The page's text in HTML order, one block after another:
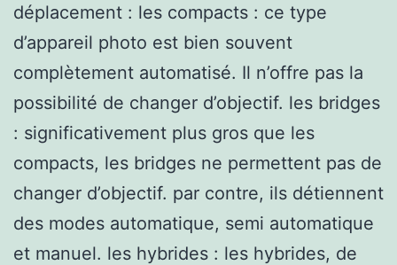
déplacement : les compacts : ce type
d’appareil photo est bien souvent
complètement automatisé. Il n’offre pas la
possibilité de changer d’objectif. les bridges
: significativement plus gros que les
compacts, les bridges ne permettent pas de
changer d’objectif. par contre, ils détiennent
des modes automatique, semi automatique
et manuel. les hybrides : les hybrides, de